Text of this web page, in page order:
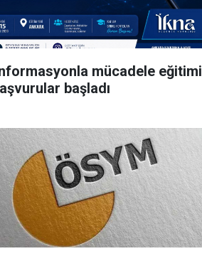
mücadele eğitimi
başladı